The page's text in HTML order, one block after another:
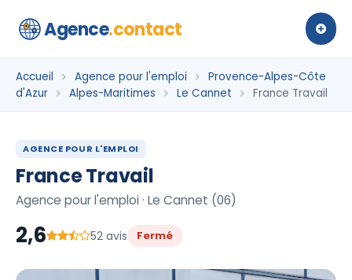
Agence.contact
Accueil Agence pour l'emploi
Provence-Alpes-Côte
d'Azur
Alpes-Maritimes Le Cannet France Travail
AGENCE POUR L'EMPLOI
France Travail
Agence pour l'emploi · Le Cannet (06)
2,6 52 avis Fermé